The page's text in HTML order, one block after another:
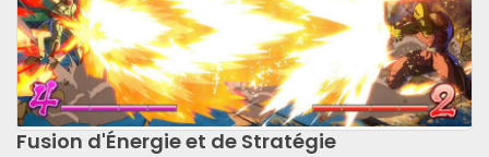
Fusion d'Énergie et de Stratégie